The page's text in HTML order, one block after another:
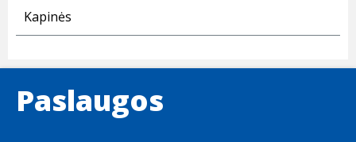
Kapinės
Paslaugos